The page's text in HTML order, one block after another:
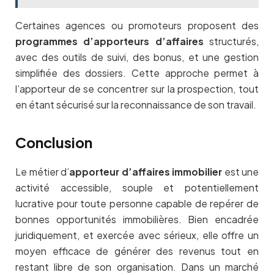
Certaines agences ou promoteurs proposent des
programmes d’apporteurs d’affaires structurés,
avec des outils de suivi, des bonus, et une gestion
simplifiée des dossiers. Cette approche permet à
l’apporteur de se concentrer sur la prospection, tout
en étant sécurisé sur la reconnaissance de son travail.
Conclusion
Le métier d’apporteur d’affaires immobilier est une
activité accessible, souple et potentiellement
lucrative pour toute personne capable de repérer de
bonnes opportunités immobilières. Bien encadrée
juridiquement, et exercée avec sérieux, elle offre un
moyen efficace de générer des revenus tout en
restant libre de son organisation. Dans un marché